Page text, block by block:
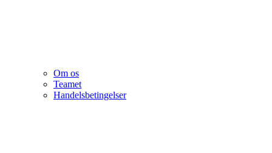
Om os
Teamet
Handelsbetingelser